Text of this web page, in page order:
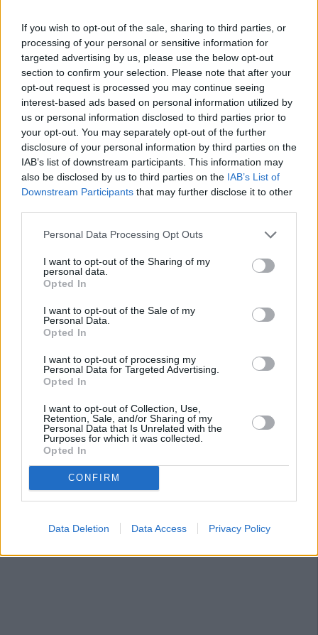
If you wish to opt-out of the sale, sharing to third parties, or
processing of your personal or sensitive information for
targeted advertising by us, please use the below opt-out
section to confirm your selection. Please note that after your
opt-out request is processed you may continue seeing
interest-based ads based on personal information utilized by
us or personal information disclosed to third parties prior to
your opt-out. You may separately opt-out of the further
disclosure of your personal information by third parties on the
IAB’s list of downstream participants. This information may
also be disclosed by us to third parties on the IAB’s List of
Downstream Participants that may further disclose it to other
Personal Data Processing Opt Outs
I want to opt-out of the Sharing of my
personal data.
Opted In
I want to opt-out of the Sale of my
Personal Data.
Opted In
I want to opt-out of processing my
Personal Data for Targeted Advertising.
Opted In
I want to opt-out of Collection, Use,
Retention, Sale, and/or Sharing of my
Personal Data that Is Unrelated with the
Purposes for which it was collected.
Opted In
CONFIRM
Data Deletion Data Access Privacy Policy